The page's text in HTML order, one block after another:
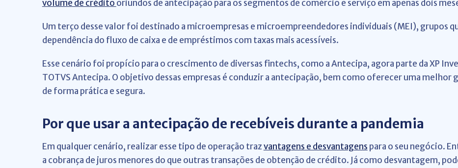
volume de crédito oriundos de antecipação para os segmentos de comércio e serviço em apenas dois
Um terço desse valor foi destinado a microempresas e microempreendedores individuais (MEI), grupos
dependência do fluxo de caixa e de empréstimos com taxas mais acessíveis.
Esse cenário foi propício para o crescimento de diversas fintechs, como a Antecipa, agora parte da XP
TOTVS Antecipa. O objetivo dessas empresas é conduzir a antecipação, bem como oferecer uma melhor
de forma prática e segura.
Por que usar a antecipação de recebíveis durante a pandemia
Em qualquer cenário, realizar esse tipo de operação trazvantagens e desvantagens para o seu negócio.
a cobrança de juros menores do que outras transações de obtenção de crédito. Já como desvantagem,